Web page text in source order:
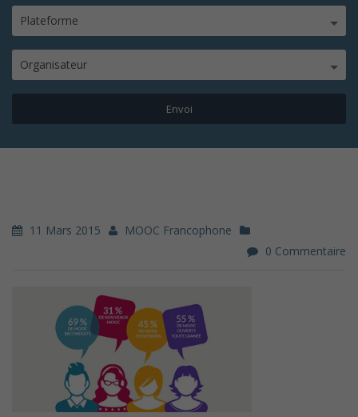
Plateforme
Organisateur
11 Mars 2015
MOOC Francophone
0 Commentaire